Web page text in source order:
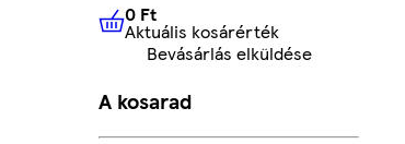
0 FtAktuális kosárérték
0 Ft
Aktuális kosárérték
Bevásárlás elküldése
A kosarad